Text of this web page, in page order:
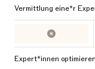
Vermittlung eine*r
Expert*innen